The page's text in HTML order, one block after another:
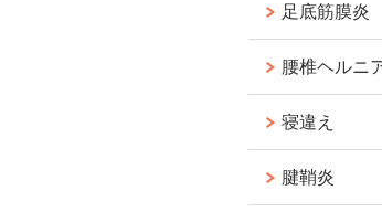
足底筋膜炎
腰椎ヘルニ
寝違え
腱鞘炎